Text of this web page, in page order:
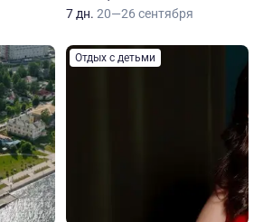
7 дн. 20—26 сентября
Отдых с детьми